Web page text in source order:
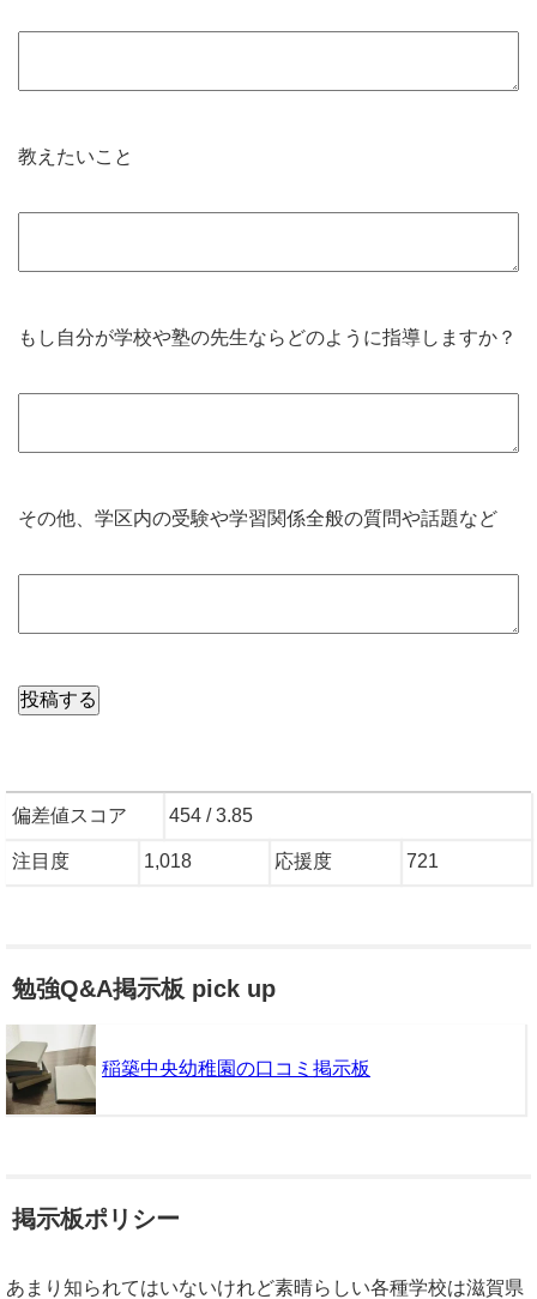
教えたいこと
もし自分が学校や塾の先生ならどのように指導しますか？
その他、学区内の受験や学習関係全般の質問や話題など
偏差値スコア 454 / 3.85
注目度 1,018 応援度 721
勉強Q&A掲示板 pick up
稲築中央幼稚園の口コミ掲示板
掲示板ポリシー
あまり知られてはいないけれど素晴らしい各種学校は滋賀県